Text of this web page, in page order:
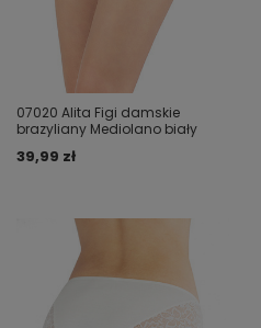
07020 Alita Figi damskie
brazyliany Mediolano biały
39,99 zł